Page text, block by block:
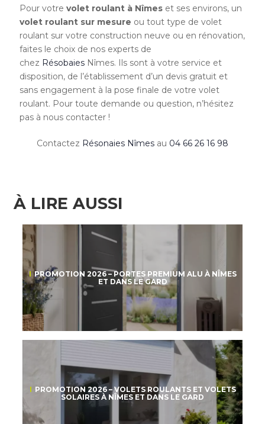
Pour votre volet roulant à Nîmes et ses environs, un
volet roulant sur mesure ou tout type de volet
roulant sur votre construction neuve ou en rénovation,
faites le choix de nos experts de
chez Résobaies Nîmes. Ils sont à votre service et
disposition, de l’établissement d’un devis gratuit et
sans engagement à la pose finale de votre volet
roulant. Pour toute demande ou question, n’hésitez
pas à nous contacter !
Contactez Résonaies Nîmes au 04 66 26 16 98
À LIRE AUSSI
PROMOTION 2026 – PORTES PREMIUM ALU À NÎMES
ET DANS LE GARD
PROMOTION 2026 – VOLETS ROULANTS ET VOLETS
SOLAIRES À NÎMES ET DANS LE GARD